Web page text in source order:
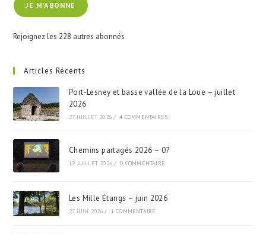
mailJE M'ABONNE
Rejoignez les 228 autres abonnés
Articles Récents
Port-Lesney et basse vallée de la Loue – juillet
2026
27 JUILLET 2026 / 4 COMMENTAIRES
Chemins partagés 2026 – 07
19 JUILLET 2026 / 0 COMMENTAIRE
Les Mille Étangs – juin 2026
27 JUIN 2026 / 1 COMMENTAIRE